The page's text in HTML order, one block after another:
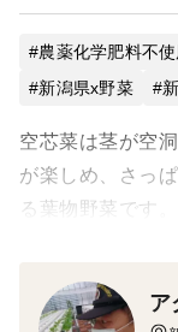
農薬化学肥料不使
新潟県x野菜
空芯菜は茎が空
が楽しめ、さっ
る葉物野菜です。
ロテン、葉酸、ア